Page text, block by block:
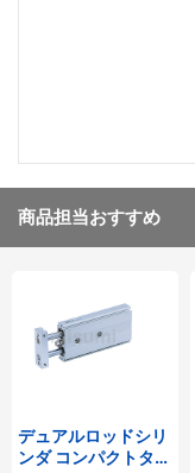
商品担当おすすめ
デュアルロッドシリ
ンダ コンパクトタイ